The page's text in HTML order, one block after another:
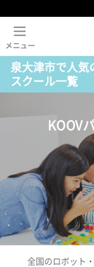
泉大津市で人気
スクール一覧
KOOV
全国のロボット